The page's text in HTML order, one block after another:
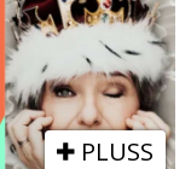
PLUSS